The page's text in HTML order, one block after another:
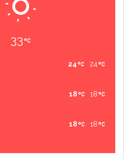
33
24
24
18
18
18
18